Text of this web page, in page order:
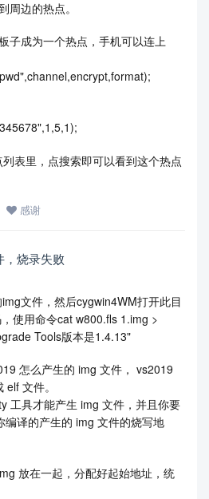
周边的热点。
子成为一个热点，手机可以连上
表里，点搜索即可以看到这个热点
感谢
，烧录失败
文件，然后cygwin4WM打开此目
使用命令cat w800.fls 1.img >
Tools版本是1.4.13"
怎么产生的 img 文件， vs2019
文件。
工具才能产生 img 文件，并且你要
译的产生的 img 文件的烧写地
放在一起，分配好起始地址，统